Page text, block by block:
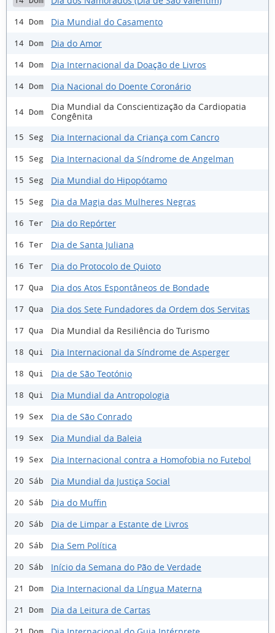
14 Dom Dia Mundial do Casamento
14 Dom Dia do Amor
14 Dom Dia Internacional da Doação de Livros
14 Dom Dia Nacional do Doente Coronário
14 Dom
Dia Mundial da Conscientização da Cardiopatia
Congênita
15 Seg Dia Internacional da Criança com Cancro
15 Seg Dia Internacional da Síndrome de Angelman
15 Seg Dia Mundial do Hipopótamo
15 Seg Dia da Magia das Mulheres Negras
16 Ter Dia do Repórter
16 Ter Dia de Santa Juliana
16 Ter Dia do Protocolo de Quioto
17 Qua Dia dos Atos Espontâneos de Bondade
17 Qua Dia dos Sete Fundadores da Ordem dos Servitas
17 Qua Dia Mundial da Resiliência do Turismo
18 Qui Dia Internacional da Síndrome de Asperger
18 Qui Dia de São Teotónio
18 Qui Dia Mundial da Antropologia
19 Sex Dia de São Conrado
19 Sex Dia Mundial da Baleia
19 Sex Dia Internacional contra a Homofobia no Futebol
20 Sáb Dia Mundial da Justiça Social
20 Sáb Dia do Muffin
20 Sáb Dia de Limpar a Estante de Livros
20 Sáb Dia Sem Política
20 Sáb Início da Semana do Pão de Verdade
21 Dom Dia Internacional da Língua Materna
21 Dom Dia da Leitura de Cartas